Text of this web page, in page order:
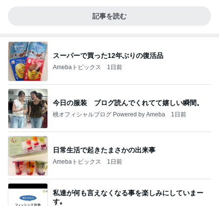
記事を読む
スーパーで買った12年ぶりの復活品
Amebaトピックス 1日前
今日の服装 ブログ読んでくれてて嬉しい瞬間。
桃オフィシャルブログ Powered by Ameba 1日前
日常生活で起きたまさかの出来事
Amebaトピックス 1日前
私達が何も言えなくなる事を楽しみにしていまー
す｡